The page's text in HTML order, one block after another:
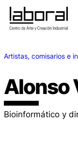
Artistas, comisarios e
Alonso
Bioinformático y